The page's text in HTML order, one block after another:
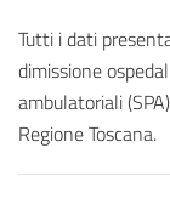
Tutti i dati
dimissione
ambulatoriali
Regione Toscana.